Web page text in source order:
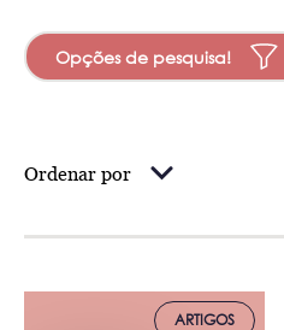
Opções de pesquisa!
Ordenar por
ARTIGOS